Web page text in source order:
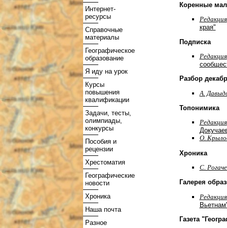
Интернет-
ресурсы
Справочные
материалы
Географическое
образование
Я иду на урок
Курсы
повышения
квалификации
Задачи, тесты,
олимпиады,
конкурсы
Пособия и
рецензии
Хрестоматия
Географические
новости
Хроника
Наша почта
Разное
Коренные
Редакция
края"
Подписка
Редакция
Разбор
А.
Топонимика
Редакция
О.
Хроника
С.
Галерея
Редакция
Газета